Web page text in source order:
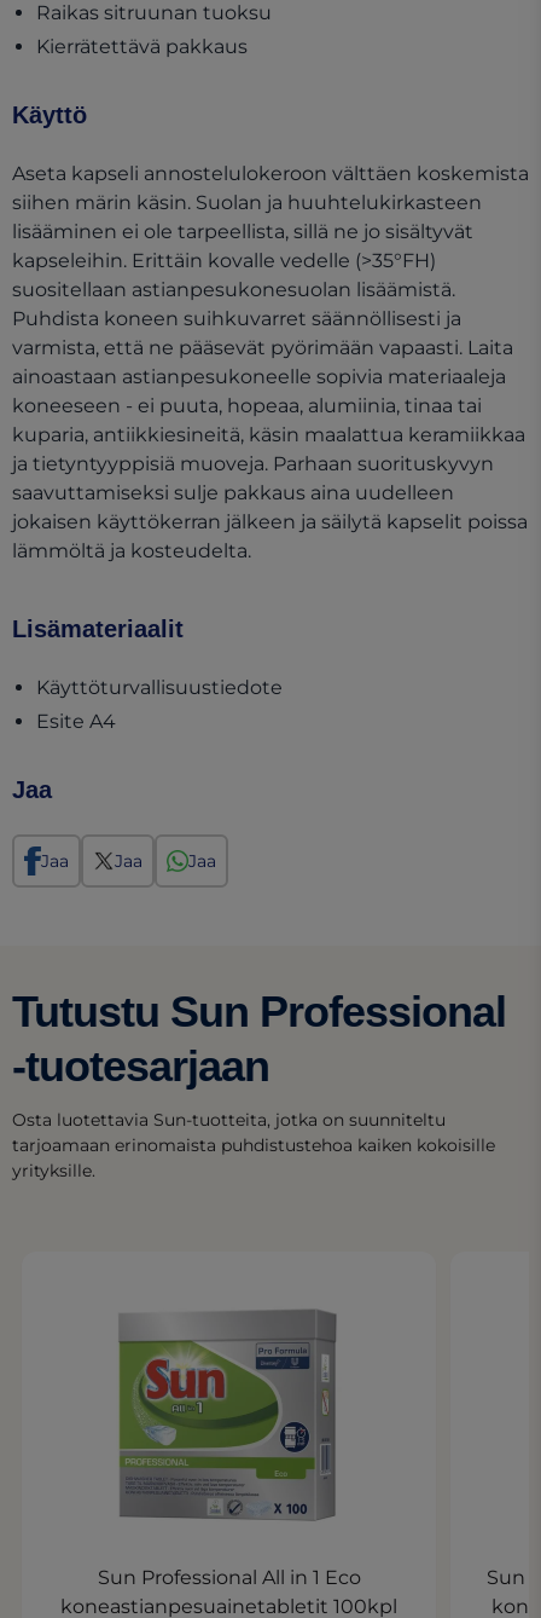
Raikas sitruunan tuoksu
Kierrätettävä pakkaus
Käyttö
Aseta kapseli annostelulokeroon välttäen koskemista
siihen märin käsin. Suolan ja huuhtelukirkasteen
lisääminen ei ole tarpeellista, sillä ne jo sisältyvät
kapseleihin. Erittäin kovalle vedelle (>35°FH)
suositellaan astianpesukonesuolan lisäämistä.
Puhdista koneen suihkuvarret säännöllisesti ja
varmista, että ne pääsevät pyörimään vapaasti. Laita
ainoastaan astianpesukoneelle sopivia materiaaleja
koneeseen - ei puuta, hopeaa, alumiinia, tinaa tai
kuparia, antiikkiesineitä, käsin maalattua keramiikkaa
ja tietyntyyppisiä muoveja. Parhaan suorituskyvyn
saavuttamiseksi sulje pakkaus aina uudelleen
jokaisen käyttökerran jälkeen ja säilytä kapselit poissa
lämmöltä ja kosteudelta.
Lisämateriaalit
Käyttöturvallisuustiedote
Esite A4(opens in a new tab)
Jaa
Jaa Jaa Jaa
Tutustu Sun Professional
-tuotesarjaan
Osta luotettavia Sun-tuotteita, jotka on suunniteltu
tarjoamaan erinomaista puhdistustehoa kaiken kokoisille
yrityksille.
Sun Professional All in 1 Eco
koneastianpesuainetabletit 100kpl
Sun